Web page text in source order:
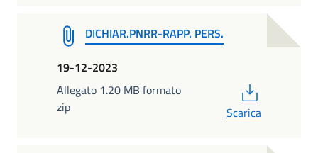
DICHIAR.PNRR-RAPP. PERS.
19-12-2023
Allegato 1.20 MB formato
zip
Scarica